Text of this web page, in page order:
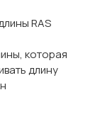
RAS
которая
длину